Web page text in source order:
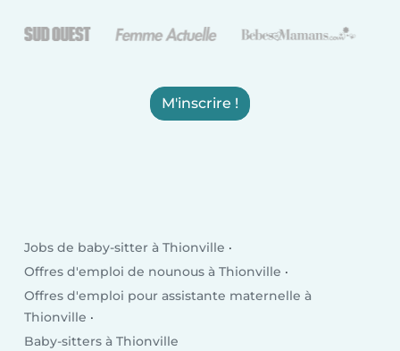
M'inscrire !
Jobs de baby-sitter à Thionville
Offres d'emploi de nounous à Thionville
Offres d'emploi pour assistante maternelle à
Thionville
Baby-sitters à Thionville